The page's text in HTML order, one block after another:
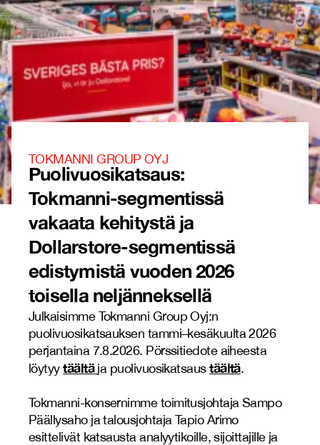
TOKMANNI GROUP OYJ
Puolivuosikatsaus:
Tokmanni-segmentissä
vakaata kehitystä ja
Dollarstore-segmentissä
edistymistä vuoden 2026
toisella neljänneksellä
Julkaisimme Tokmanni Group Oyj:n
puolivuosikatsauksen tammi–kesäkuulta 2026
perjantaina 7.8.2026. Pörssitiedote aiheesta
löytyytäältäja puolivuosikatsaustäältä.
Tokmanni-konsernimme toimitusjohtaja Sampo
Päällysaho ja talousjohtaja Tapio Arimo
esittelivät katsausta analyytikoille, sijoittajille ja